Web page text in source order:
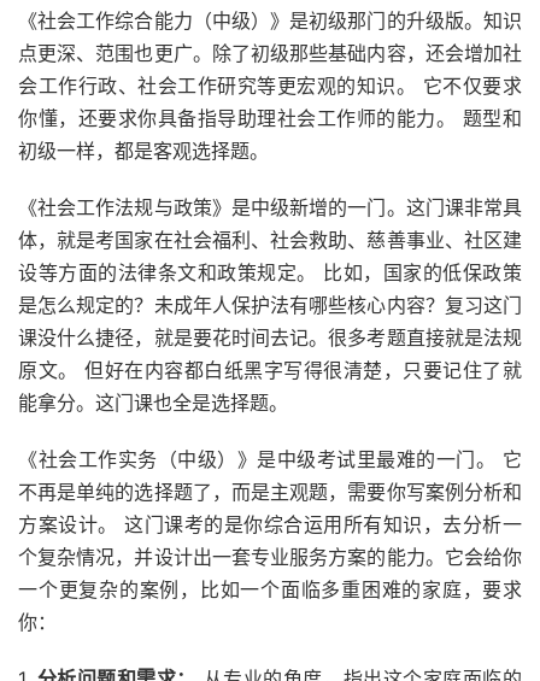
《社会工作综合能力（中级）》是初级那门的升级版。知识
点更深、范围也更广。除了初级那些基础内容，还会增加社
会工作行政、社会工作研究等更宏观的知识。 它不仅要求
你懂，还要求你具备指导助理社会工作师的能力。 题型和
初级一样，都是客观选择题。
《社会工作法规与政策》是中级新增的一门。这门课非常具
体，就是考国家在社会福利、社会救助、慈善事业、社区建
设等方面的法律条文和政策规定。 比如，国家的低保政策
是怎么规定的？未成年人保护法有哪些核心内容？复习这门
课没什么捷径，就是要花时间去记。很多考题直接就是法规
原文。 但好在内容都白纸黑字写得很清楚，只要记住了就
能拿分。这门课也全是选择题。
《社会工作实务（中级）》是中级考试里最难的一门。 它
不再是单纯的选择题了，而是主观题，需要你写案例分析和
方案设计。 这门课考的是你综合运用所有知识，去分析一
个复杂情况，并设计出一套专业服务方案的能力。它会给你
一个更复杂的案例，比如一个面临多重困难的家庭，要求
你：